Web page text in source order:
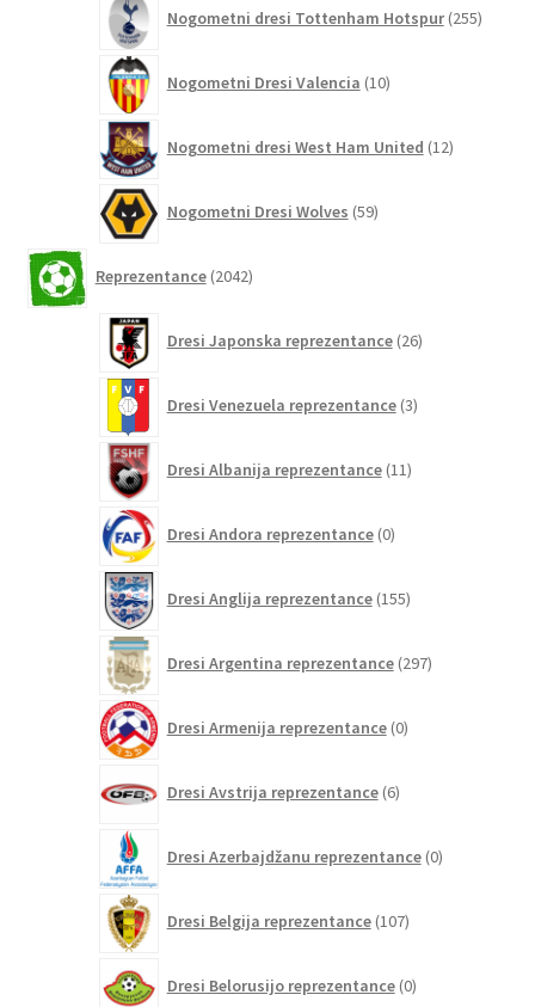
Nogometni dresi Tottenham Hotspur 255
Nogometni Dresi Valencia 10izdelkov
Nogometni dresi West Ham United 12izdelkov
Nogometni Dresi Wolves 59izdelkov
Reprezentance 2042izdelkov
Dresi Japonska reprezentance 26izdelkov
Dresi Venezuela reprezentance 3izdelki
Dresi Albanija reprezentance 11izdelkov
Dresi Andora reprezentance 0izdelkov
Dresi Anglija reprezentance 155izdelkov
Dresi Argentina reprezentance 297izdelkov
Dresi Armenija reprezentance 0izdelkov
Dresi Avstrija reprezentance 6izdelkov
Dresi Azerbajdžanu reprezentance 0izdelkov
Dresi Belgija reprezentance 107izdelkov
Dresi Belorusijo reprezentance 0izdelkov